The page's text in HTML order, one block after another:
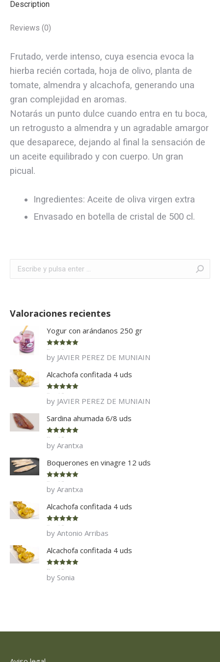
Description
Reviews (0)
Frutado, verde intenso, cuya esencia evoca la
hierba recién cortada, hoja de olivo, planta de
tomate, almendra y alcachofa, generando una
gran complejidad en aromas.
Notarás un punto dulce cuando entra en tu boca,
un retrogusto a almendra y un agradable amargor
que desaparece, dejando al final la sensación de
un aceite equilibrado y con cuerpo. Un gran
picual.
Ingredientes: Aceite de oliva virgen extra
Envasado en botella de cristal de 500 cl.
Valoraciones recientes
Yogur con arándanos 250 gr
Rated 5
of 5
by JAVIER PEREZ DE MUNIAIN
Alcachofa confitada 4 uds
Rated 5
of 5
by JAVIER PEREZ DE MUNIAIN
Sardina ahumada 6/8 uds
Rated 5
of 5
by Arantxa
Boquerones en vinagre 12 uds
Rated 5
of 5
by Arantxa
Alcachofa confitada 4 uds
Rated 5
of 5
by Antonio Arribas
Alcachofa confitada 4 uds
Rated 5
of 5
by Sonia